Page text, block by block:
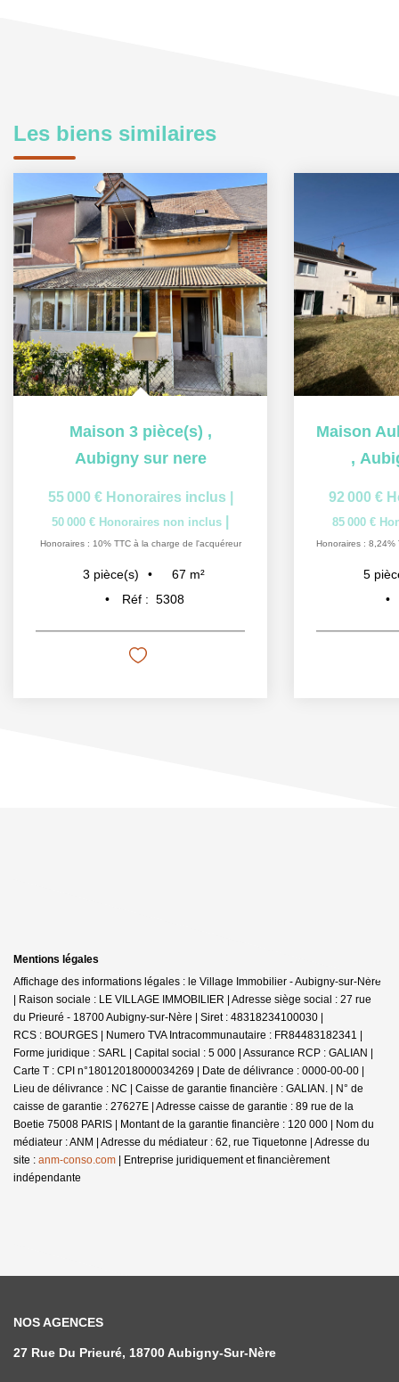
Les biens similaires
Maison 3 pièce(s) ,
Aubigny sur nere
55 000 € Honoraires inclus
50 000 € Honoraires non inclus
Honoraires : 10% TTC à la charge de l'acquéreur
3 pièce(s) 67 m²
Réf : 5308
,
92 000 €
85 000 €
Honoraires : 8,24%
5
Mentions légales
Affichage des informations légales : le Village Immobilier - Aubigny-sur-Nère
| Raison sociale : LE VILLAGE IMMOBILIER | Adresse siège social : 27 rue
du Prieuré - 18700 Aubigny-sur-Nère | Siret : 48318234100030 |
RCS : BOURGES | Numero TVA Intracommunautaire : FR84483182341 |
Forme juridique : SARL | Capital social : 5 000 | Assurance RCP : GALIAN |
Carte T : CPI n°18012018000034269 | Date de délivrance : 0000-00-00 |
Lieu de délivrance : NC | Caisse de garantie financière : GALIAN. | N° de
caisse de garantie : 27627E | Adresse caisse de garantie : 89 rue de la
Boetie 75008 PARIS | Montant de la garantie financière : 120 000 | Nom du
médiateur : ANM | Adresse du médiateur : 62, rue Tiquetonne | Adresse du
site : anm-conso.com | Entreprise juridiquement et financièrement
indépendante
NOS AGENCES
27 Rue Du Prieuré, 18700 Aubigny-Sur-Nère